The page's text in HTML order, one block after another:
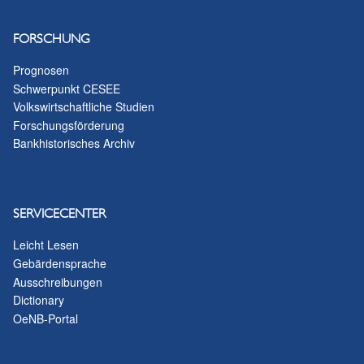
FORSCHUNG
Prognosen
Schwerpunkt CESEE
Volkswirtschaftliche Studien
Forschungsförderung
Bankhistorisches Archiv
SERVICECENTER
Leicht Lesen
Gebärdensprache
Ausschreibungen
Dictionary
OeNB-Portal